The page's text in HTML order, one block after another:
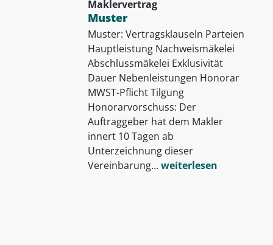
Maklervertrag
Muster
Muster: Vertragsklauseln Parteien
Hauptleistung Nachweismäkelei
Abschlussmäkelei Exklusivität
Dauer Nebenleistungen Honorar
MWST-Pflicht Tilgung
Honorarvorschuss: Der
Auftraggeber hat dem Makler
innert 10 Tagen ab
Unterzeichnung dieser
Vereinbarung... weiterlesen